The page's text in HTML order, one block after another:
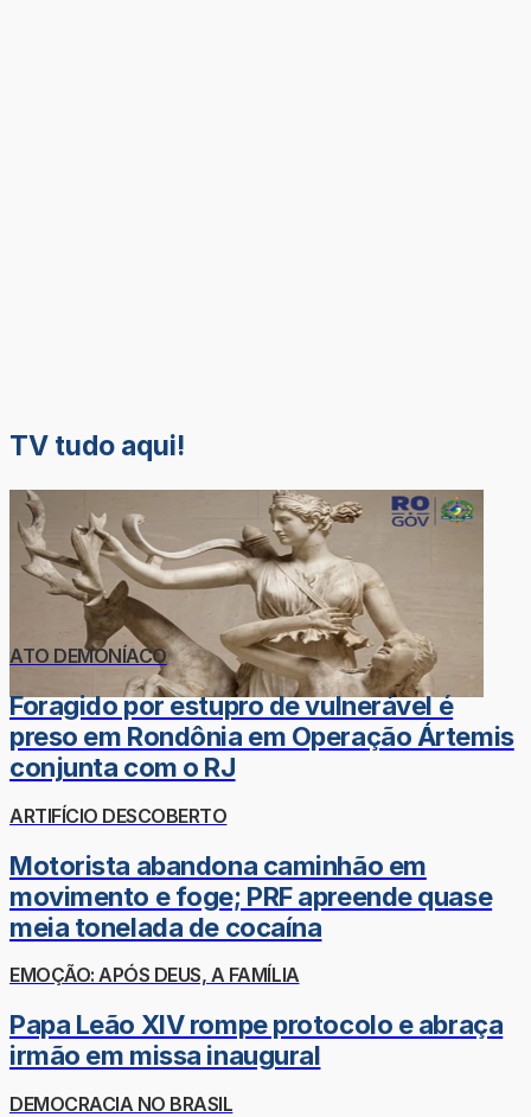
TV tudo aqui!
ATO DEMONÍACO
Foragido por estupro de vulnerável é
preso em Rondônia em Operação Ártemis
conjunta com o RJ
ARTIFÍCIO DESCOBERTO
Motorista abandona caminhão em
movimento e foge; PRF apreende quase
meia tonelada de cocaína
EMOÇÃO: APÓS DEUS, A FAMÍLIA
Papa Leão XIV rompe protocolo e abraça
irmão em missa inaugural
DEMOCRACIA NO BRASIL